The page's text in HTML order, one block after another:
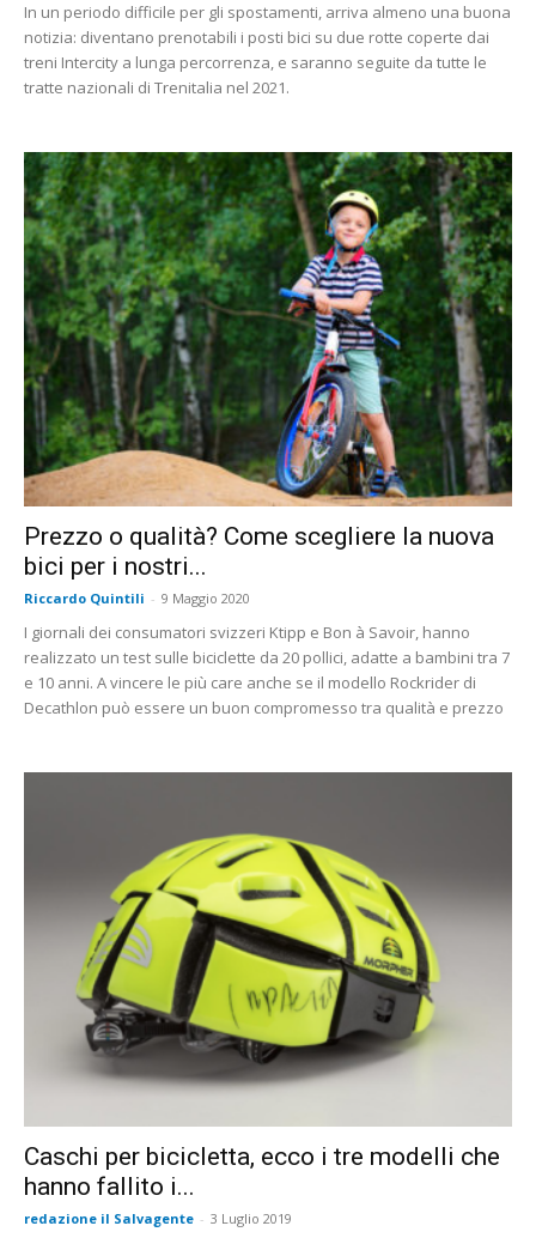
In un periodo difficile per gli spostamenti, arriva almeno una buona
notizia: diventano prenotabili i posti bici su due rotte coperte dai
treni Intercity a lunga percorrenza, e saranno seguite da tutte le
tratte nazionali di Trenitalia nel 2021.
Prezzo o qualità? Come scegliere la nuova
bici per i nostri...
Riccardo Quintili - 9 Maggio 2020
I giornali dei consumatori svizzeri Ktipp e Bon à Savoir, hanno
realizzato un test sulle biciclette da 20 pollici, adatte a bambini tra 7
e 10 anni. A vincere le più care anche se il modello Rockrider di
Decathlon può essere un buon compromesso tra qualità e prezzo
Caschi per bicicletta, ecco i tre modelli che
hanno fallito i...
redazione il Salvagente - 3 Luglio 2019